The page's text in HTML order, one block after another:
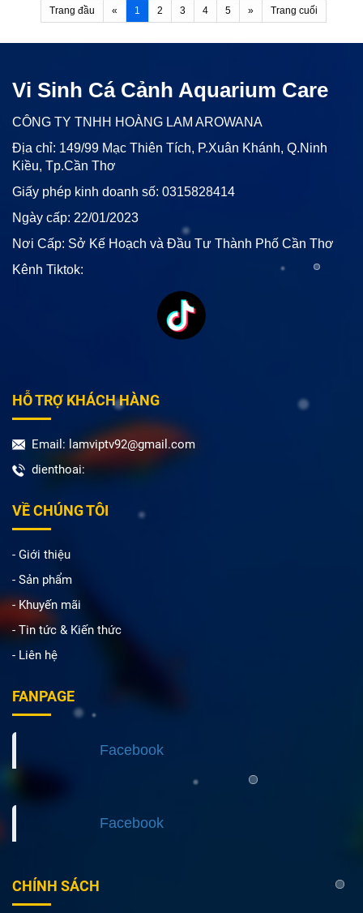
Bên cạnh đó, bài...
Trang đầu « 1 2 3 4 5 » Trang cuối
Vi Sinh Cá Cảnh Aquarium Care
CÔNG TY TNHH HOÀNG LAM AROWANA
Địa chỉ: 149/99 Mạc Thiên Tích, P.Xuân Khánh, Q.Ninh
Kiều, Tp.Cần Thơ
Giấy phép kinh doanh số: 0315828414
Ngày cấp: 22/01/2023
Nơi Cấp: Sở Kế Hoạch và Đầu Tư Thành Phố Cần Thơ
Kênh Tiktok:
HỖ TRỢ KHÁCH HÀNG
Email: lamviptv92@gmail.com
dienthoai:
VỀ CHÚNG TÔI
- Giới thiệu
- Sản phẩm
- Khuyến mãi
- Tin tức & Kiến thức
- Liên hệ
FANPAGE
Facebook
Facebook
CHÍNH SÁCH